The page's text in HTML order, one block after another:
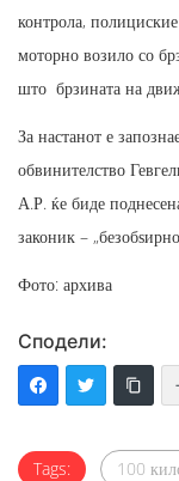
контрола,
моторно возило со
што брзината на
За настанот е
обвинителство
А.Р. ќе биде
законик –
Фото: архива
Сподели:
Tags: 100